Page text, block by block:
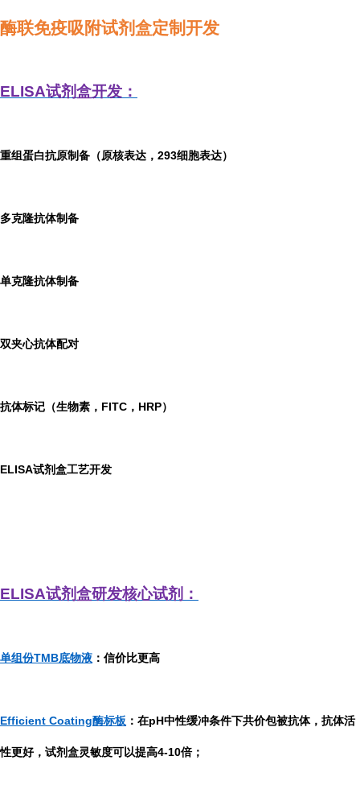
酶联免疫吸附试剂盒定制开发
ELISA试剂盒开发：
重组蛋白抗原制备（原核表达，293细胞表达）
多克隆抗体制备
单克隆抗体制备
双夹心抗体配对
抗体标记（生物素，FITC，HRP）
ELISA试剂盒工艺开发
ELISA试剂盒研发核心试剂：
单组份TMB底物液 ：信价比更高
Efficient Coating酶标板 ：在pH中性缓冲条件下共价包被抗体，抗体活
性更好，试剂盒灵敏度可以提高4-10倍；